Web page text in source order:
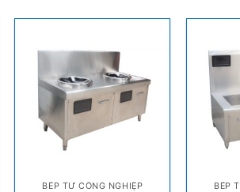
BẾP TỪ CÔNG NGHIỆP BẾP